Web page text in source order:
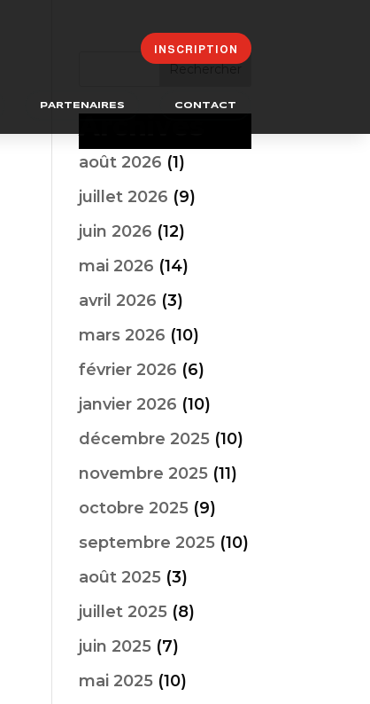
INSCRIPTION
PARTENAIRES CONTACT
août 2026 (1)
juillet 2026 (9)
juin 2026 (12)
mai 2026 (14)
avril 2026 (3)
mars 2026 (10)
février 2026 (6)
janvier 2026 (10)
décembre 2025 (10)
novembre 2025 (11)
octobre 2025 (9)
septembre 2025 (10)
août 2025 (3)
juillet 2025 (8)
juin 2025 (7)
mai 2025 (10)